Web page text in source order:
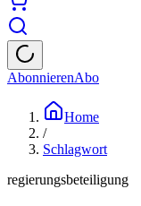
AbonnierenAbo
Home
/
Schlagwort
regierungsbeteiligung